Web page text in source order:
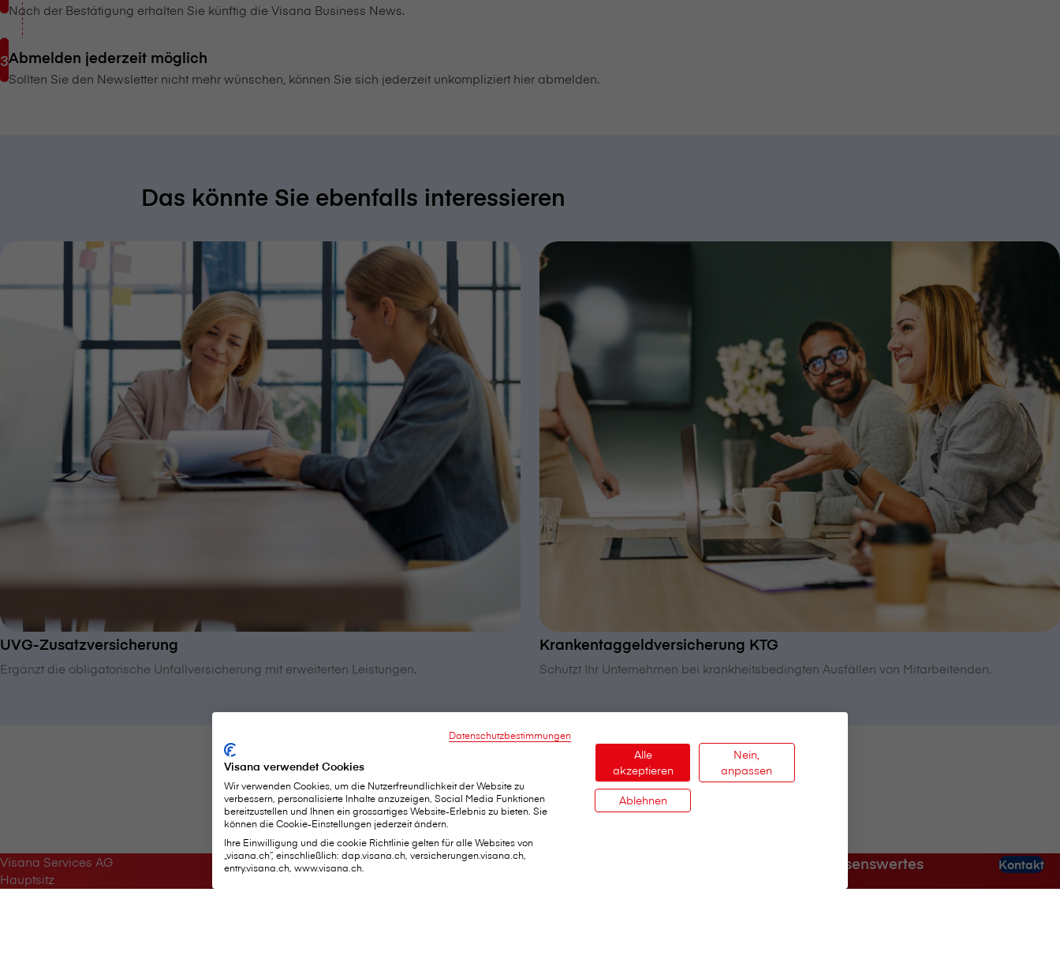
Kontakt
Nach der Bestätigung erhalten Sie künftig die V⁠i⁠s⁠a⁠n⁠a Business News.
Abmelden jederzeit möglich
Sollten Sie den Newsletter nicht mehr wünschen, können Sie sich jederzeit unkompliziert hier abmelden.
Das könnte Sie ebenfalls interessieren
UVG-Zusatzversicherung
Ergänzt die obligatorische Unfallversicherung mit erweiterten Leistungen.
Krankentaggeldversicherung KTG
Schützt Ihr Unternehmen bei krankheitsbedingten Ausfällen von Mitarbeitenden.
V⁠i⁠s⁠a⁠n⁠a Services AG
Hauptsitz
Wichtige Services Wissenswertes
Datenschutzbestimmungen
Visana verwendet Cookies
Wir verwenden Cookies, um die Nutzerfreundlichkeit der Website zu
verbessern, personalisierte Inhalte anzuzeigen, Social Media Funktionen
bereitzustellen und Ihnen ein grossartiges Website-Erlebnis zu bieten. Sie
können die Cookie-Einstellungen jederzeit ändern.
Ihre Einwilligung und die cookie Richtlinie gelten für alle Websites von
„visana.ch“, einschließlich: dap.visana.ch, versicherungen.visana.ch,
entry.visana.ch, www.visana.ch.
Alle
akzeptieren
Nein,
anpassen
Ablehnen